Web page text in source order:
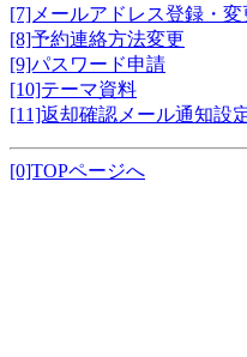
[7]メールアドレス登録・変
[8]予約連絡方法変更
[9]パスワード申請
[10]テーマ資料
[11]返却確認メール通知設
[0]TOPページへ